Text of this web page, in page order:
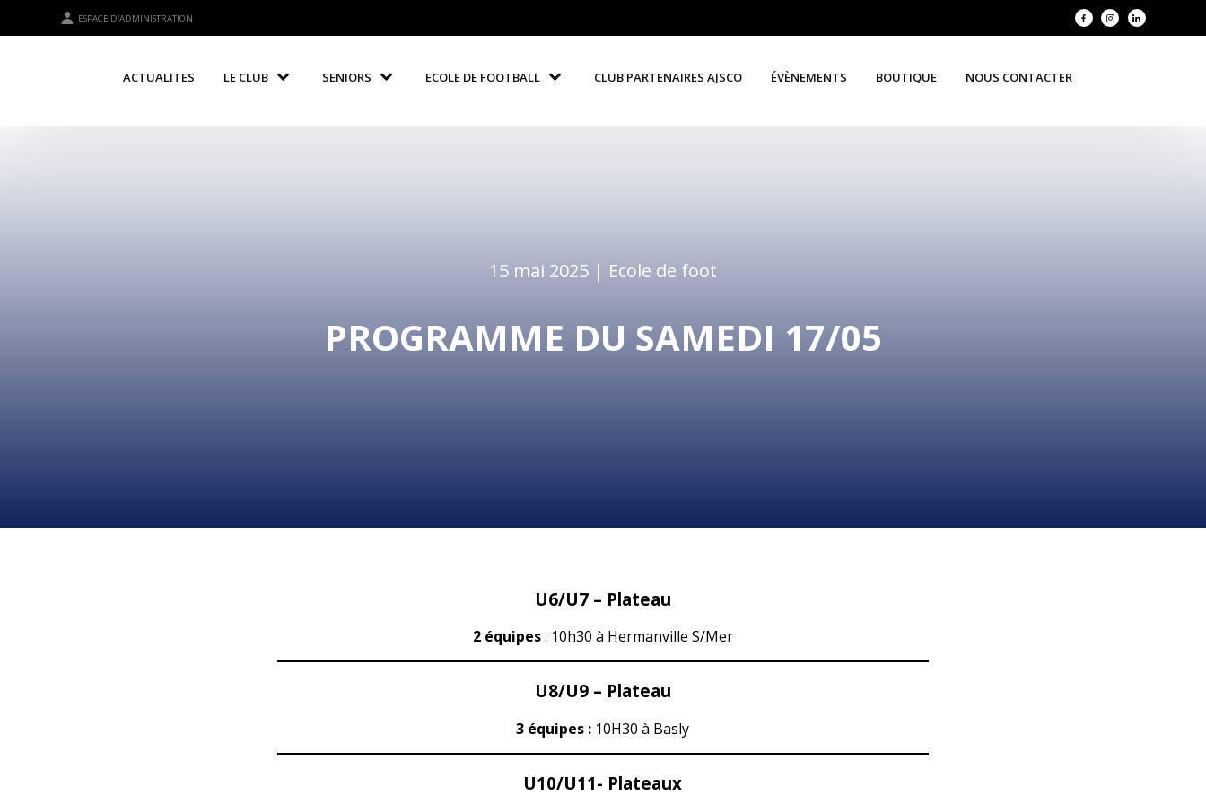
ESPACE D'ADMINISTRATION
ACTUALITES LE CLUB SENIORS ECOLE DE FOOTBALL CLUB PARTENAIRES AJSCO ÉVÈNEMENTS BOUTIQUE NOUS CONTACTER
15 mai 2025 | Ecole de foot
PROGRAMME DU SAMEDI 17/05
U6/U7 – Plateau
2 équipes: 10h30 à Hermanville S/Mer
U8/U9 – Plateau
3 équipes : 10H30 à Basly
U10/U11- Plateaux